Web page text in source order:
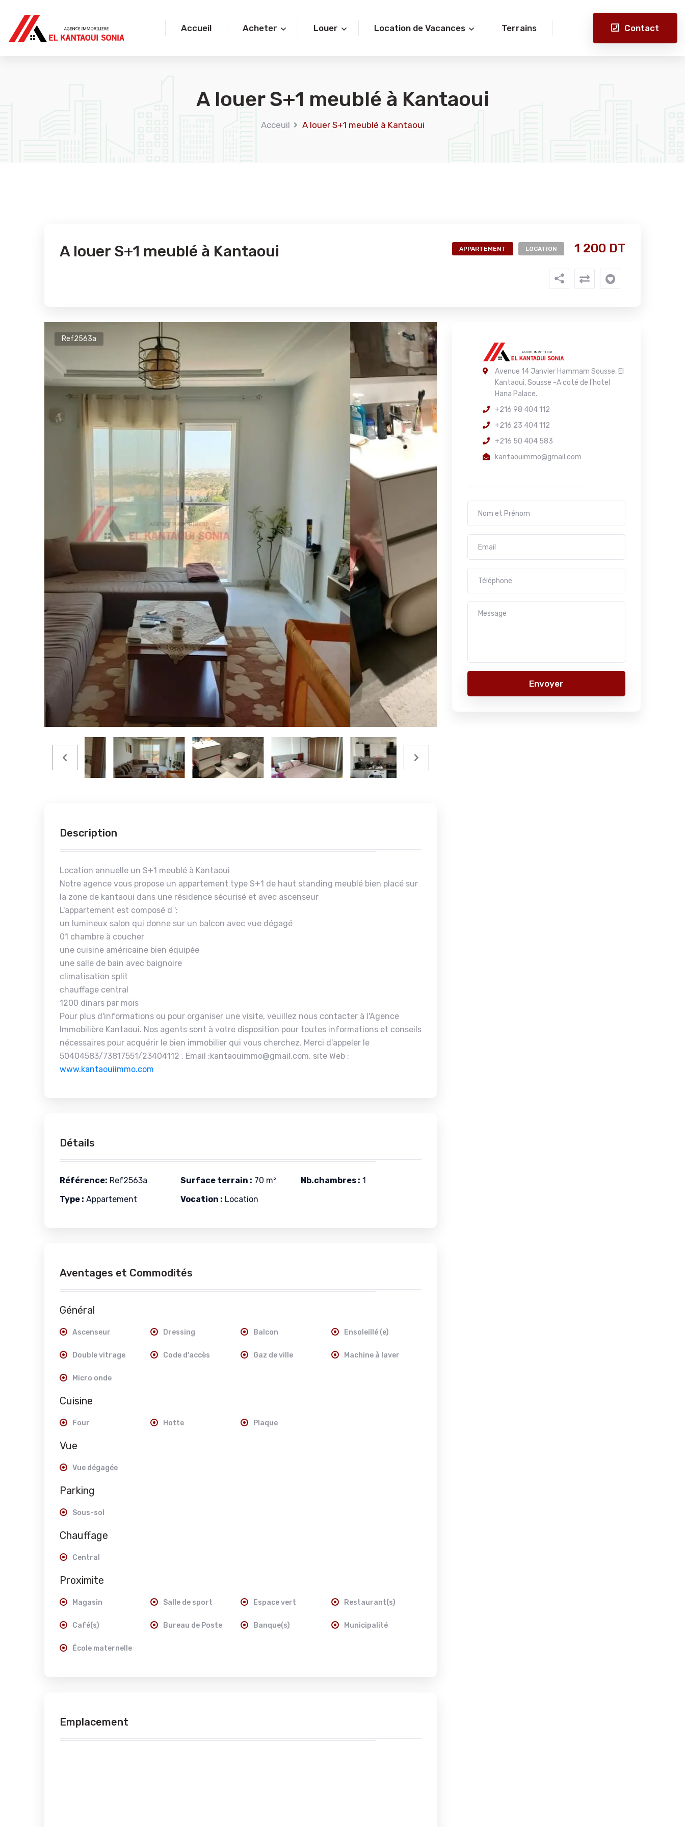
Accueil Acheter Louer Location de Vacances Terrains Contact
A louer S+1 meublé à Kantaoui
Acceuil A louer S+1 meublé à Kantaoui
A louer S+1 meublé à Kantaoui APPARTEMENT LOCATION 1 200 DT
Ref2563a
Description
Location annuelle un S+1 meublé à Kantaoui
Notre agence vous propose un appartement type S+1 de haut standing meublé bien placé sur
la zone de kantaoui dans une résidence sécurisé et avec ascenseur
L'appartement est composé d ':
un lumineux salon qui donne sur un balcon avec vue dégagé
01 chambre à coucher
une cuisine américaine bien équipée
une salle de bain avec baignoire
climatisation split
chauffage central
1200 dinars par mois
Pour plus d'informations ou pour organiser une visite, veuillez nous contacter à l'Agence
Immobilière Kantaoui. Nos agents sont à votre disposition pour toutes informations et conseils
nécessaires pour acquérir le bien immobilier qui vous cherchez. Merci d'appeler le
50404583/73817551/23404112 . Email :kantaouimmo@gmail.com. site Web :
www.kantaouiimmo.com
Détails
Référence: Ref2563a Surface terrain : 70 m² Nb.chambres : 1
Type : Appartement Vocation : Location
Aventages et Commodités
Général
Ascenseur Dressing Balcon Ensoleillé (e)
Double vitrage Code d'accès Gaz de ville Machine à laver
Micro onde
Cuisine
Four Hotte Plaque
Vue
Vue dégagée
Parking
Sous-sol
Chauffage
Central
Proximite
Magasin Salle de sport Espace vert Restaurant(s)
Café(s) Bureau de Poste Banque(s) Municipalité
École maternelle
Emplacement
Avenue 14 Janvier Hammam Sousse, El
Kantaoui, Sousse -A coté de l'hotel
Hana Palace.
+216 98 404 112
+216 23 404 112
+216 50 404 583
kantaouimmo@gmail.com
Envoyer